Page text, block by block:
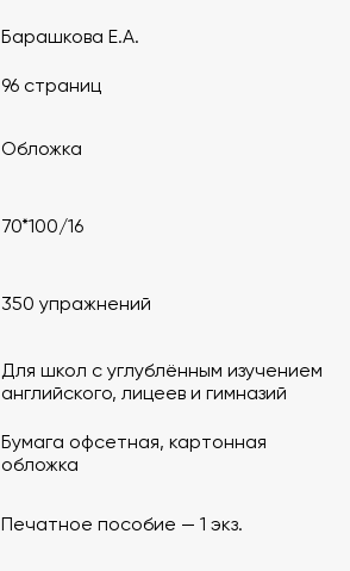
Барашкова Е.А.
96 страниц
Обложка
70*100/16
350 упражнений
Для школ с углублённым изучением
английского, лицеев и гимназий
Бумага офсетная, картонная
обложка
Печатное пособие — 1 экз.